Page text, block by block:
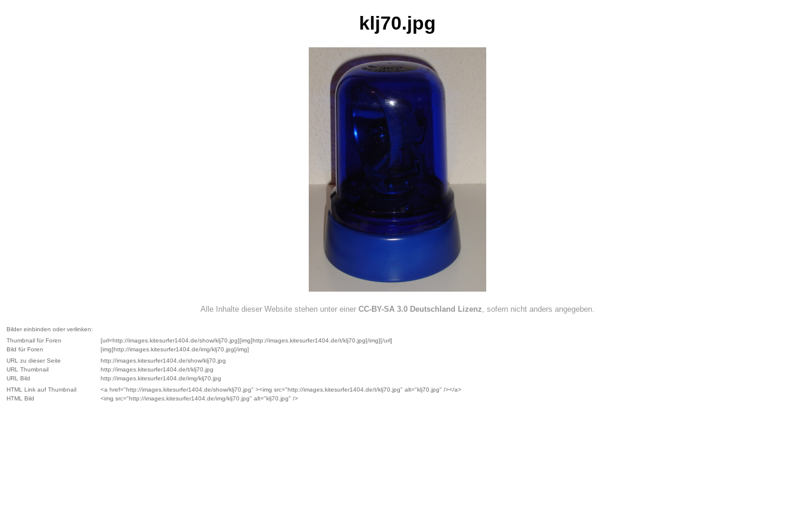
klj70.jpg
Alle Inhalte dieser Website stehen unter einer CC-BY-SA 3.0 Deutschland Lizenz , sofern nicht anders angegeben.
Bilder einbinden oder verlinken:
Thumbnail für Foren
[url=http://images.kitesurfer1404.de/show/klj70.jpg][img]http://images.kitesurfer1404.de/t/klj70.jpg[/img][/url]
Bild für Foren
[img]http://images.kitesurfer1404.de/img/klj70.jpg[/img]
URL zu dieser Seite
http://images.kitesurfer1404.de/show/klj70.jpg
URL Thumbnail
http://images.kitesurfer1404.de/t/klj70.jpg
URL Bild
http://images.kitesurfer1404.de/img/klj70.jpg
HTML Link auf Thumbnail
<a href="http://images.kitesurfer1404.de/show/klj70.jpg" ><img src="http://images.kitesurfer1404.de/t/klj70.jpg" alt="klj70.jpg" /></a>
HTML Bild
<img src="http://images.kitesurfer1404.de/img/klj70.jpg" alt="klj70.jpg" />